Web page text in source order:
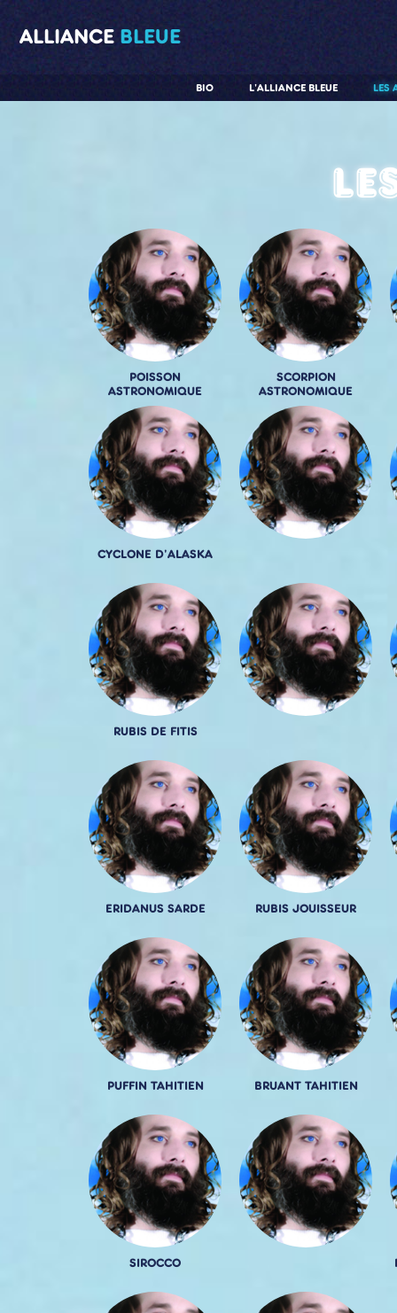
ALLIANCE BLEUE
LES
L'ALLIANCE BLEUE
BIO
POISSON
ASTRONOMIQUE
SCORPION
ASTRONOMIQUE
CYCLONE D'ALASKA
RUBIS DE FITIS
ERIDANUS SARDE RUBIS JOUISSEUR
PUFFIN TAHITIEN BRUANT TAHITIEN
SIROCCO